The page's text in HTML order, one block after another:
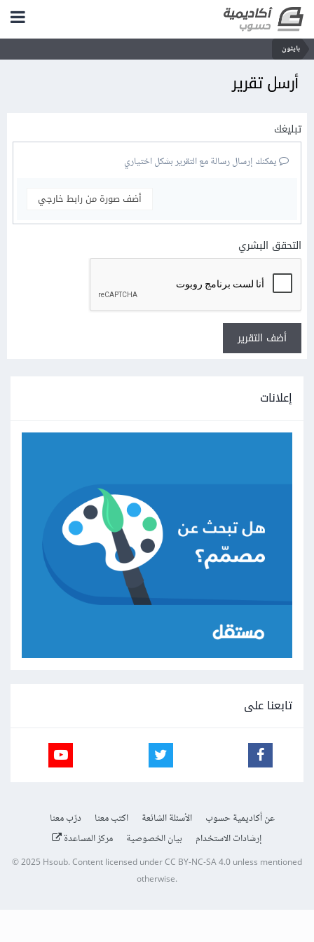
بايثون
أرسل تقرير
تبليغك
يمكنك إرسال رسالة مع التقرير بشكل اختياري
أضف صورة من رابط خارجي
التحقق البشري
أضف التقرير
إعلانات
تابعنا على
عن أكاديمية حسوب الأسئلة الشائعة اكتب معنا
درّب معنا
إرشادات الاستخدام
بيان الخصوصية مركز المساعدة
© 2025 Hsoub.Content licensed underCC BY-NC-SA 4.0unless mentioned
otherwise.